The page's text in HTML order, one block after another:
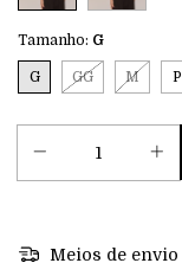
Tamanho: G
G GG M P
Meios de envio